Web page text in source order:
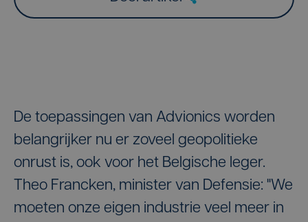
De toepassingen van Advionics worden
belangrijker nu er zoveel geopolitieke
onrust is, ook voor het Belgische leger.
Theo Francken, minister van Defensie: "We
moeten onze eigen industrie veel meer in